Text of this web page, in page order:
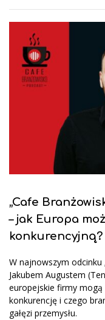
„Cafe
– jak Europa
konkurencyjną?
W najnowszym
Jakubem Augustem
europejskie firmy
konkurencję i czego
gałęzi przemysłu.